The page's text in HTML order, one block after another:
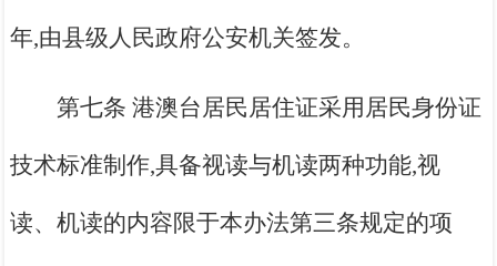
年,由县级人民政府公安机关签发。
第七条 港澳台居民居住证采用居民身份证
技术标准制作,具备视读与机读两种功能,视
读、机读的内容限于本办法第三条规定的项